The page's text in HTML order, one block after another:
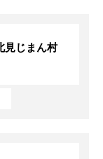
見じまん村